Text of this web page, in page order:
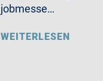
jobmesse…
WEITERLESEN